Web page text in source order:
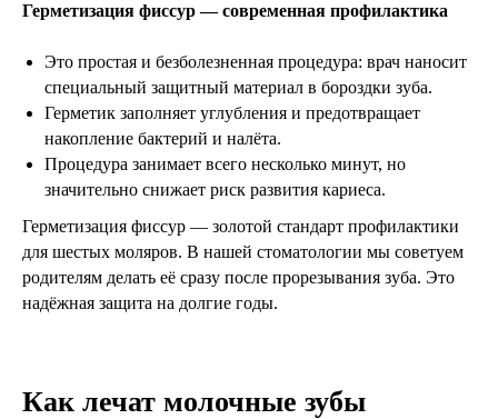
Герметизация фиссур — современная профилактика
Это простая и безболезненная процедура: врач наносит
специальный защитный материал в бороздки зуба.
Герметик заполняет углубления и предотвращает
накопление бактерий и налёта.
Процедура занимает всего несколько минут, но
значительно снижает риск развития кариеса.
Герметизация фиссур — золотой стандарт профилактики
для шестых моляров. В нашей стоматологии мы советуем
родителям делать её сразу после прорезывания зуба. Это
надёжная защита на долгие годы.
Как лечат молочные зубы